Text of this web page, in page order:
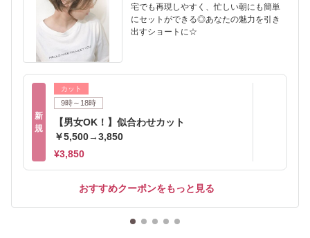
宅でも再現しやすく、忙しい朝にも簡単
にセットができる◎あなたの魅力を引き
出すショートに☆
新
規
カット
9時～18時
【男女OK！】似合わせカット
￥5,500→3,850
¥3,850
おすすめクーポンをもっと見る